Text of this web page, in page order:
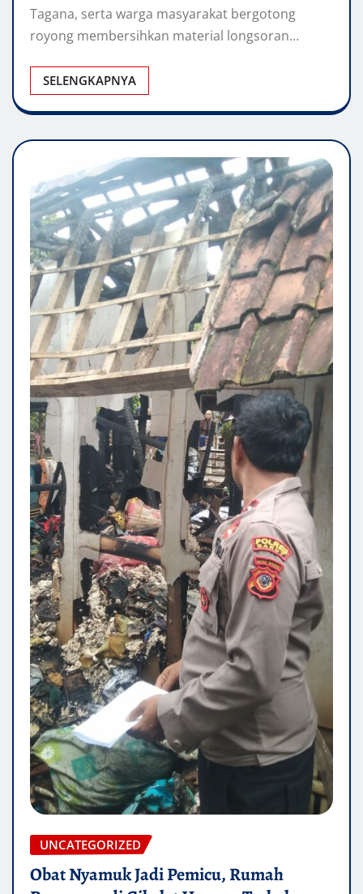
Tagana, serta warga masyarakat bergotong
royong membersihkan material longsoran…
SELENGKAPNYA
UNCATEGORIZED
Obat Nyamuk Jadi Pemicu, Rumah